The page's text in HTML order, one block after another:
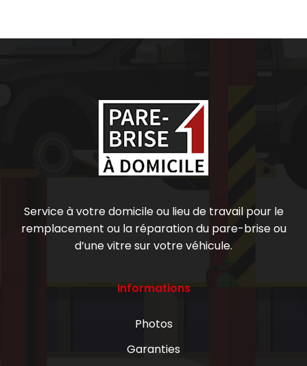
Service à votre domicile ou lieu de travail pour le
remplacement ou la réparation du pare-brise ou
d’une vitre sur votre véhicule.
Informations
Photos
Garanties